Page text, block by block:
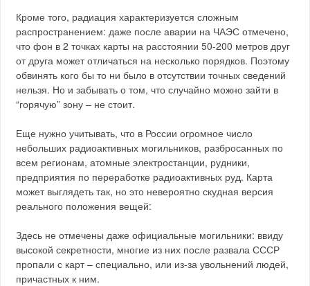
Кроме того, радиация характеризуется сложным
распространением: даже после аварии на ЧАЭС отмечено,
что фон в 2 точках карты на расстоянии 50-200 метров друг
от друга может отличаться на несколько порядков. Поэтому
обвинять кого бы то ни было в отсутствии точных сведений
нельзя. Но и забывать о том, что случайно можно зайти в
“горячую” зону – не стоит.
Еще нужно учитывать, что в России огромное число
небольших радиоактивных могильников, разбросанных по
всем регионам, атомные электростанции, рудники,
предприятия по переработке радиоактивных руд. Карта
может выглядеть так, но это невероятно скудная версия
реального положения вещей:
Здесь не отмечены даже официальные могильники: ввиду
высокой секретности, многие из них после развала СССР
пропали с карт – специально, или из-за увольнений людей,
причастных к ним.